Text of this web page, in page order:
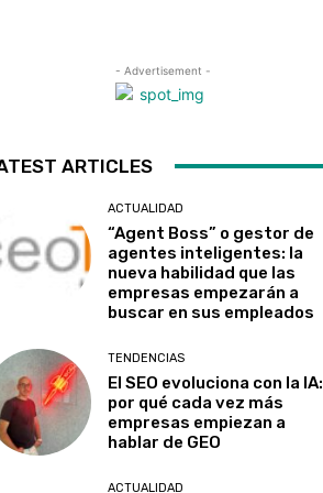
- Advertisement -
ARTICLES
ACTUALIDAD
“Agent Boss” o gestor de
agentes inteligentes: la
nueva habilidad que las
empresas empezarán a
buscar en sus empleados
TENDENCIAS
El SEO evoluciona con la IA:
por qué cada vez más
empresas empiezan a
hablar de GEO
ACTUALIDAD